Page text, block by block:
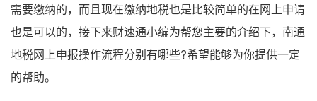
需要缴纳的，而且现在缴纳地税也是比较简单的在网上申请
也是可以的，接下来财速通小编为帮您主要的介绍下，南通
地税网上申报操作流程分别有哪些?希望能够为你提供一定
的帮助。